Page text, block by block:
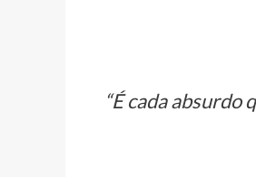
“É cada